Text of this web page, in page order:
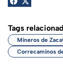
Tags
Mineros de
Correcaminos